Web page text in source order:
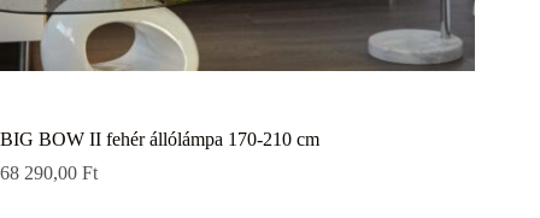
BIG BOW II fehér állólámpa 170-210 cm
68 290,00 Ft